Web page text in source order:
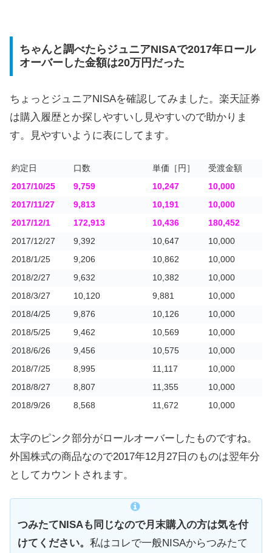
ちゃんと調べたらジュニアNISAで2017年ロール
オーバーした金額は20万円だった
ちょっとジュニアNISAを確認してみました。楽天証券
は購入履歴とか探しやすいし見やすいので助かりま
す。見やすいように表にしてます。
約定日 口数 単価［円］
受渡金額
2017/10/25
9,759 10,247
10,000
2017/11/27
9,813 10,191
10,000
2017/12/1
172,913 10,436
180,452
2017/12/27
9,392 10,647
10,000
2018/1/25
9,206 10,862
10,000
2018/2/27
9,632 10,382
10,000
2018/3/27
10,120 9,881
10,000
2018/4/25
9,876 10,126
10,000
2018/5/25
9,462 10,569
10,000
2018/6/26
9,456 10,575
10,000
2018/7/25
8,995 11,117
10,000
2018/8/27
8,807 11,355
10,000
2018/9/26
8,568 11,672 10,000
太字のピンク部分がロールオーバーしたものですね。
外国株式の商品なので2017年12月27日のものは翌年分
としてカウントされます。
つみたてNISAも同じなので月末購入の方は気を付
けてください。 私はコレで一般NISAからつみたて